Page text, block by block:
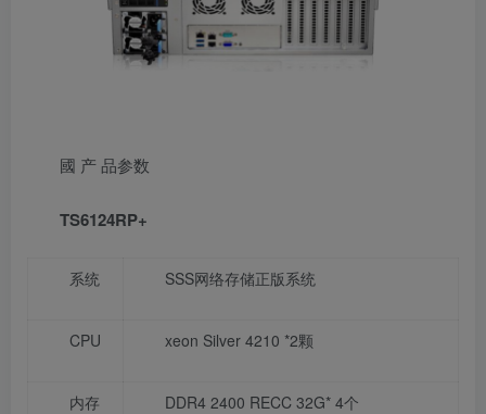
國 产 品参数
TS6124RP+
系统 SSS网络存储正版系统
CPU xeon Silver 4210 *2颗
内存 DDR4 2400 RECC 32G* 4个